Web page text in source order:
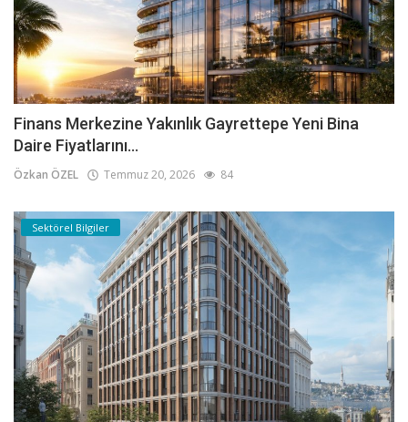
Finans Merkezine Yakınlık Gayrettepe Yeni Bina
Daire Fiyatlarını...
Özkan ÖZEL Temmuz 20, 2026 84
Sektörel Bilgiler